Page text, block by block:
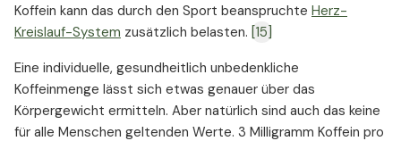
Koffein kann das durch den Sport beanspruchte Herz-
Kreislauf-System zusätzlich belasten. [15]
Eine individuelle, gesundheitlich unbedenkliche
Koffeinmenge lässt sich etwas genauer über das
Körpergewicht ermitteln. Aber natürlich sind auch das keine
für alle Menschen geltenden Werte. 3 Milligramm Koffein pro